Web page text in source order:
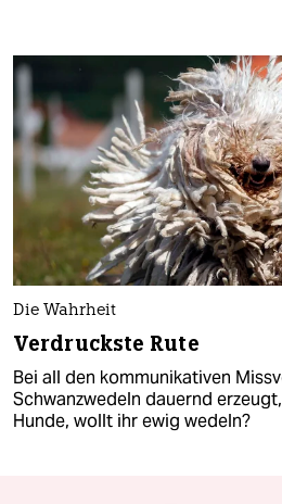
Die Wahrheit
Verdruckste Rute
Bei all den kommunikativen
Schwanzwedeln dauernd
Hunde, wollt ihr ewig wedeln?